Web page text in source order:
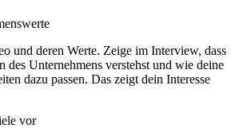
und deren Werte. Zeige im Interview, dass
Unternehmens verstehst und wie deine
dazu passen. Das zeigt dein Interesse
vor